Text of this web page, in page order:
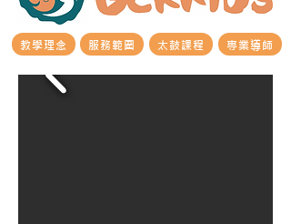
教學理念 服務範圍 太鼓課程 專業導師